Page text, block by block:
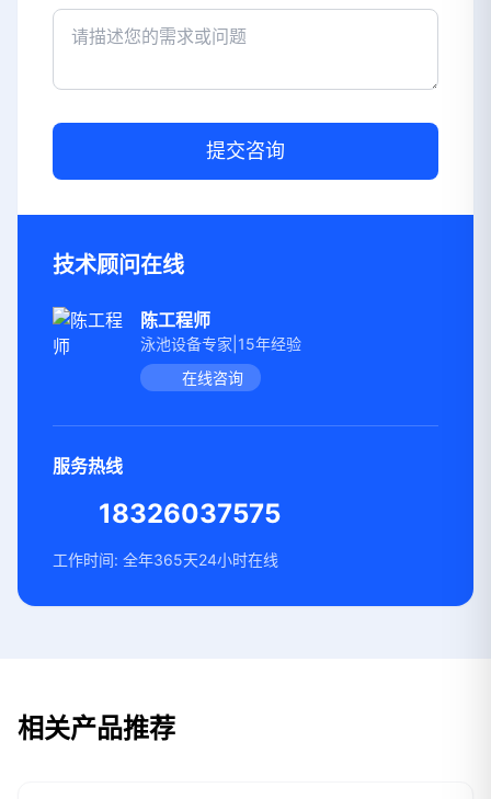
提交咨询
技术顾问在线
陈工程师
泳池设备专家|15年经验
在线咨询
服务热线
18326037575
工作时间: 全年365天24小时在线
相关产品推荐